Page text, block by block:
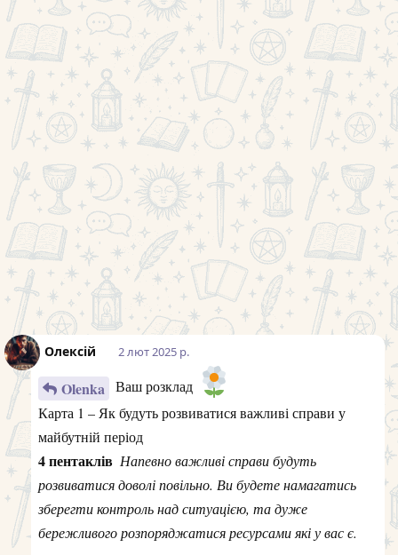
Паж мечів
Можливо будуть якісь суперечки,
спроби щось з’ясувати або це просто активна
комунікація, багато розмов чи роздумів.
Карта 3 – Яким буде ваше самопочуття у майбутній
період
5 жезлів
Потягом тижня можуть бути події
які забиратимуть багато сил та енергії
Карта 4 – Перспективи виконання ваших планів та
надій у цей період
Паж жезлів
Ви з ентузіазмом будете виконувати
заплановане, можливо навіть з’являться якісь нові
справи/ідеї
Карта 5 – Оптимальна для вас лінія поведінки, як
Блазень
Грайливо та легко рухатись по життю не
зважаючи на можливі негаразди.
Починати